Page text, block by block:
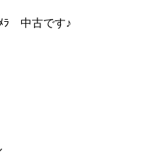
ﾗ 中古です♪